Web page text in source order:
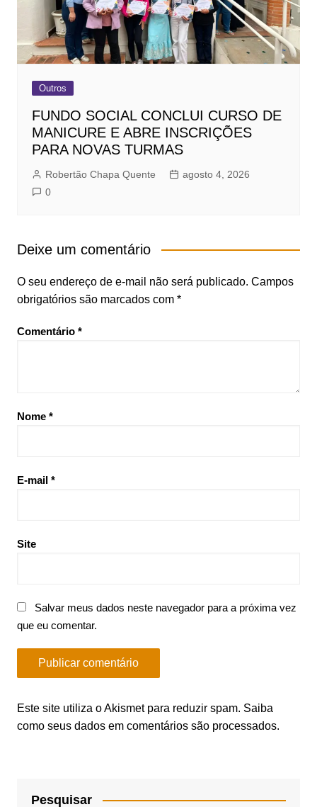
Outros
FUNDO SOCIAL CONCLUI CURSO DE
MANICURE E ABRE INSCRIÇÕES
PARA NOVAS TURMAS
Robertão Chapa Quente
agosto 4, 2026
0
Deixe um comentário
O seu endereço de e-mail não será publicado. Campos
obrigatórios são marcados com *
Comentário *
Nome *
E-mail *
Site
Salvar meus dados neste navegador para a próxima vez
que eu comentar.
Este site utiliza o Akismet para reduzir spam. Saiba
como seus dados em comentários são processados.
Pesquisar